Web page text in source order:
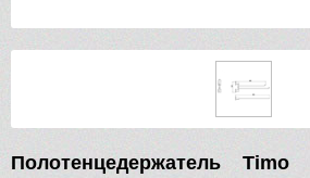
Полотенцедержатель Timo